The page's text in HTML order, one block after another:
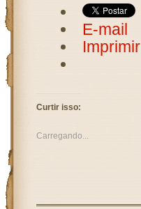
E-mail
Imprimir
Curtir isso:
Carregando...